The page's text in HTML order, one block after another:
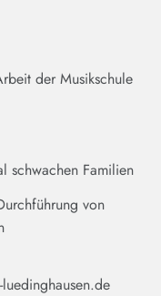
der Musikschule
schwachen Familien
von